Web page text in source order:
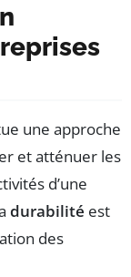
une approche
et atténuer les
d’une
durabilité est
des